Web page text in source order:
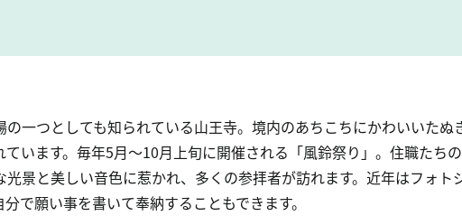
一つとしても知られている山王寺。境内のあちこちにかわいいた
ています。毎年5月～10月上旬に開催される「風鈴祭り」。住職たち
光景と美しい音色に惹かれ、多くの参拝者が訪れます。近年はフォ
で願い事を書いて奉納することもできます。